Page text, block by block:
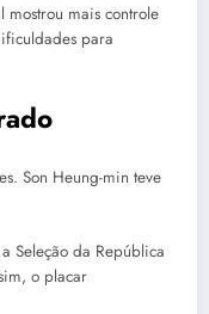
mostrou mais controle
para
Son Heung-min teve
Seleção da República
o placar